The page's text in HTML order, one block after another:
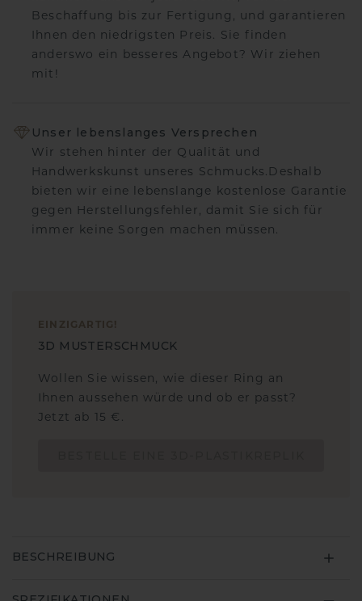
Beschaffung bis zur Fertigung, und garantieren
Ihnen den niedrigsten Preis. Sie finden
anderswo ein besseres Angebot? Wir ziehen
mit!
Unser lebenslanges Versprechen
Wir stehen hinter der Qualität und
Handwerkskunst unseres Schmucks.Deshalb
bieten wir eine lebenslange kostenlose Garantie
gegen Herstellungsfehler, damit Sie sich für
immer keine Sorgen machen müssen.
EINZIGARTIG !
3D MUSTERSCHMUCK
Wollen Sie wissen, wie dieser Ring an
Ihnen aussehen würde und ob er passt?
Jetzt ab 15 €.
BESCHREIBUNG